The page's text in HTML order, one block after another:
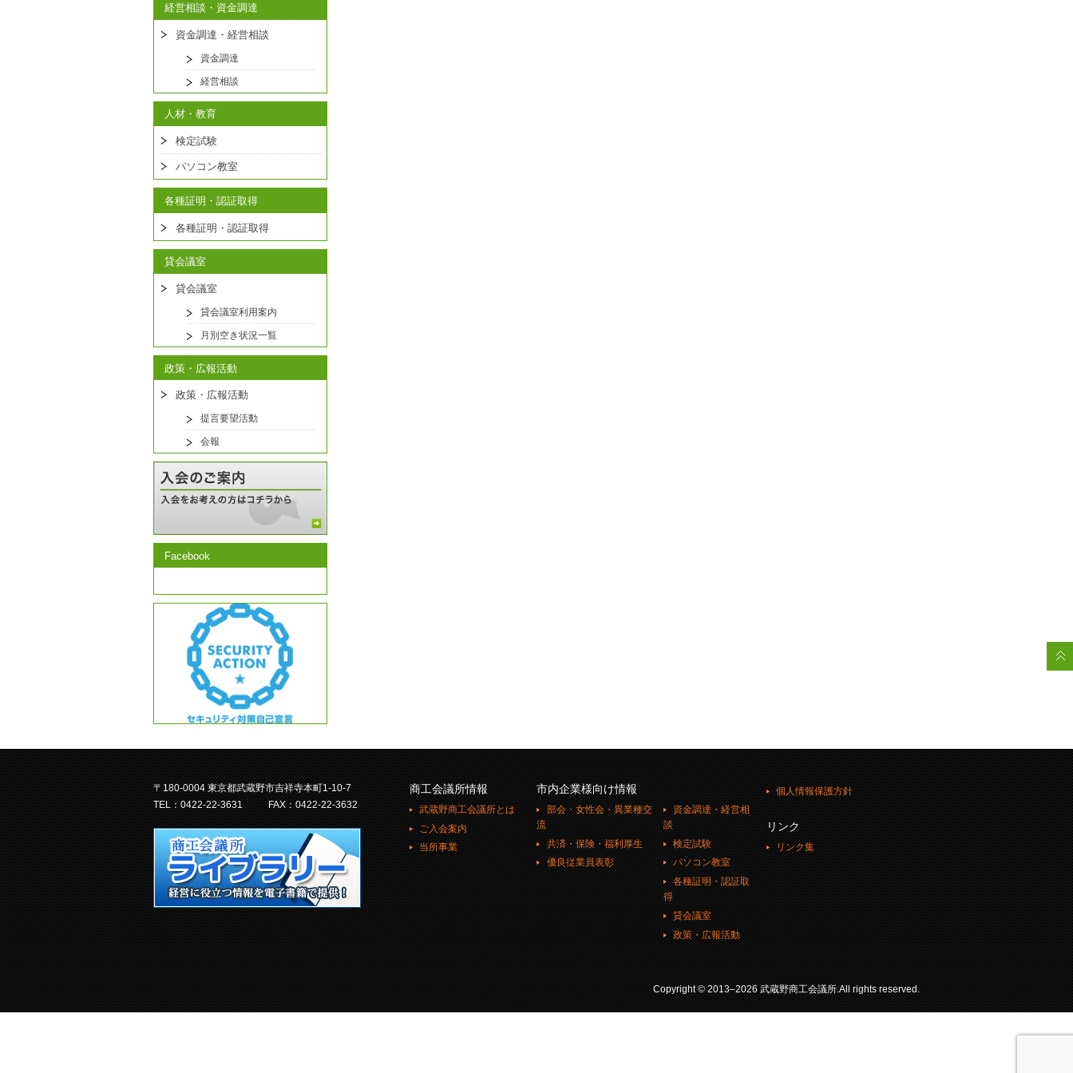
経営相談・資金調達
資金調達・経営相談
資金調達
経営相談
人材・教育
検定試験
パソコン教室
各種証明・認証取得
各種証明・認証取得
貸会議室
貸会議室
貸会議室利用案内
月別空き状況一覧
政策・広報活動
政策・広報活動
提言要望活動
会報
Facebook
〒180-0004 東京都武蔵野市吉祥寺本町1-10-7
TEL：0422-22-3631
FAX：0422-22-3632
商工会議所情報
武蔵野商工会議所とは
ご入会案内
当所事業
市内企業様向け情報
部会・女性会・異業種交
流
共済・保険・福利厚生
優良従業員表彰
資金調達・経営相
談
検定試験
パソコン教室
各種証明・認証取
得
貸会議室
政策・広報活動
個人情報保護方針
リンク
リンク集
Copyright © 2013–2026 武蔵野商工会議所.All rights reserved.